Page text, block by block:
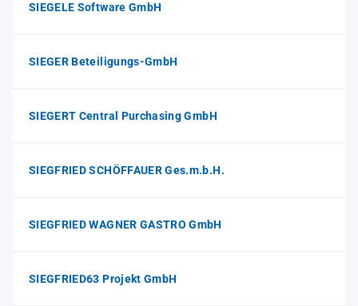
SIEGELE Software GmbH
SIEGER Beteiligungs-GmbH
SIEGERT Central Purchasing GmbH
SIEGFRIED SCHÖFFAUER Ges.m.b.H.
SIEGFRIED WAGNER GASTRO GmbH
SIEGFRIED63 Projekt GmbH